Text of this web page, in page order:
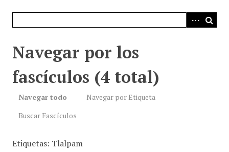
Navegar por los
fascículos (4 total)
Navegar todo
Navegar por Etiqueta
Buscar Fascículos
Etiquetas: Tlalpam